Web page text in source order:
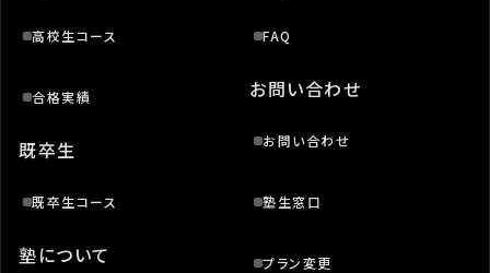
高校生コース
合格実績
既卒生
既卒生コース
塾について
FAQ
お問い合わせ
お問い合わせ
塾生窓口
プラン変更